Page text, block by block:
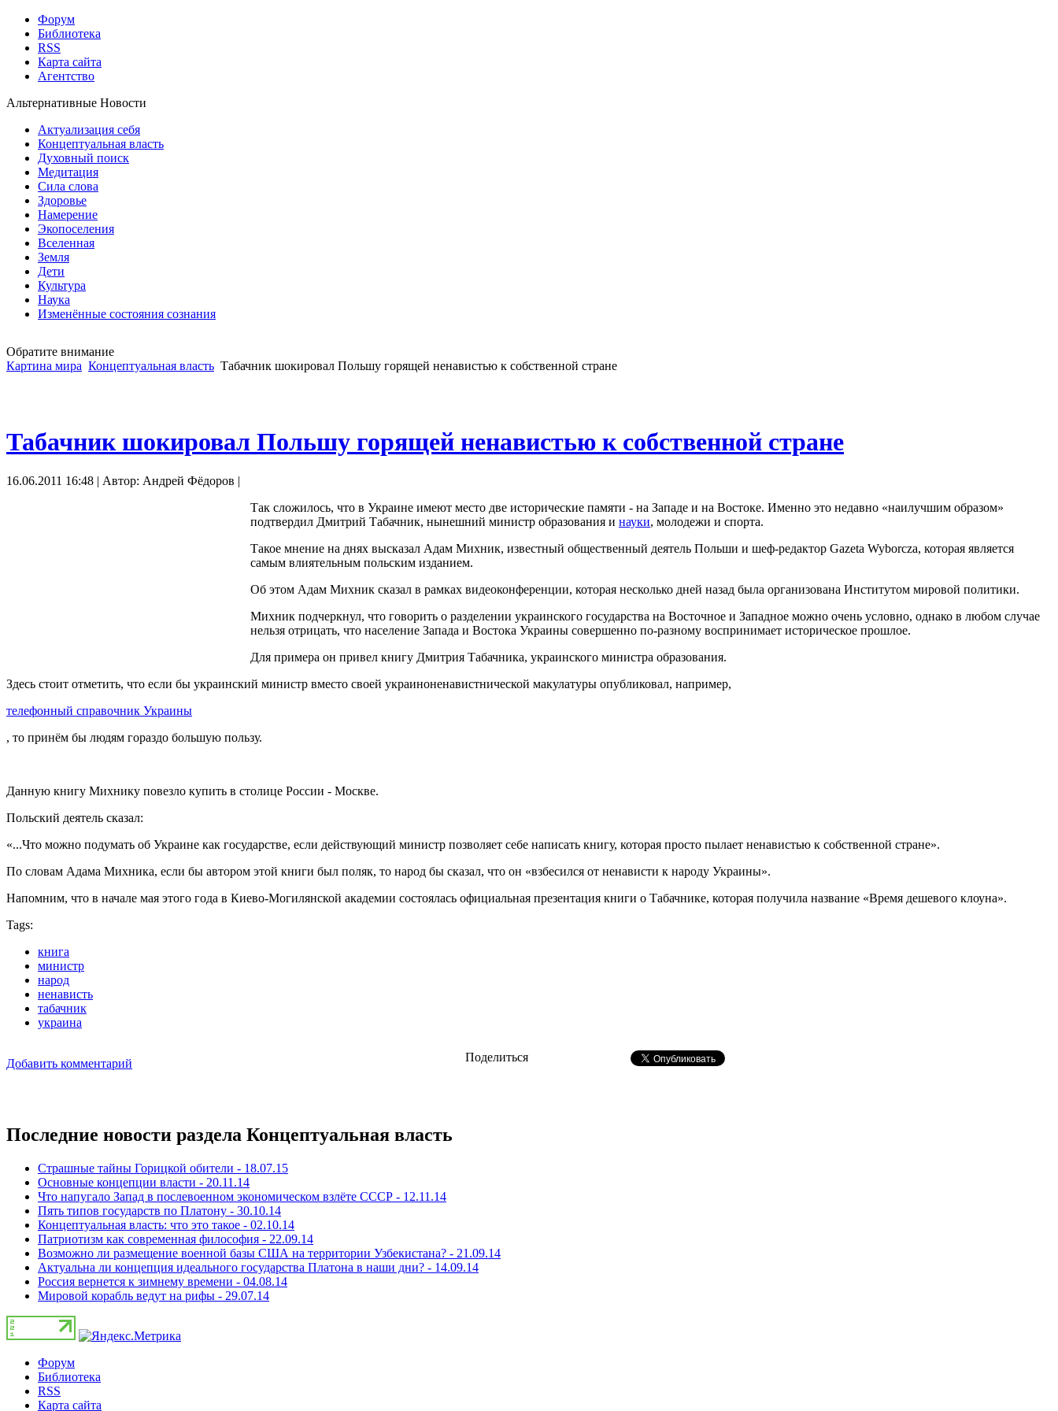
Форум
Библиотека
RSS
Карта сайта
Агентство
Альтернативные Новости
Актуализация себя
Концептуальная власть
Духовный поиск
Медитация
Сила слова
Здоровье
Намерение
Экопоселения
Вселенная
Земля
Дети
Культура
Наука
Изменённые состояния сознания
Обратите внимание
Картина мира Концептуальная власть Табачник шокировал Польшу горящей ненавистью к собственной стране
Табачник шокировал Польшу горящей ненавистью к собственной стране
16.06.2011 16:48 | Автор: Андрей Фёдоров |
Так сложилось, что в Украине имеют место две исторические памяти - на Западе и на Востоке. Именно это недавно «наилучшим образом»
подтвердил Дмитрий Табачник, нынешний министр образования и науки, молодежи и спорта.
Такое мнение на днях высказал Адам Михник, известный общественный деятель Польши и шеф-редактор Gazeta Wyborcza, которая является
самым влиятельным польским изданием.
Об этом Адам Михник сказал в рамках видеоконференции, которая несколько дней назад была организована Институтом мировой политики.
Михник подчеркнул, что говорить о разделении украинского государства на Восточное и Западное можно очень условно, однако в любом случае
нельзя отрицать, что население Запада и Востока Украины совершенно по-разному воспринимает историческое прошлое.
Для примера он привел книгу Дмитрия Табачника, украинского министра образования.
Здесь стоит отметить, что если бы украинский министр вместо своей украиноненавистнической макулатуры опубликовал, например,
телефонный справочник Украины
, то принём бы людям гораздо большую пользу.
Данную книгу Михнику повезло купить в столице России - Москве.
Польский деятель сказал:
«...Что можно подумать об Украине как государстве, если действующий министр позволяет себе написать книгу, которая просто пылает ненавистью к собственной стране».
По словам Адама Михника, если бы автором этой книги был поляк, то народ бы сказал, что он «взбесился от ненависти к народу Украины».
Напомним, что в начале мая этого года в Киево-Могилянской академии состоялась официальная презентация книги о Табачнике, которая получила название «Время дешевого клоуна».
Tags:
книга
министр
народ
ненависть
табачник
украина
Поделиться
Добавить комментарий
Последние новости раздела Концептуальная власть
Страшные тайны Горицкой обители - 18.07.15
Основные концепции власти - 20.11.14
Что напугало Запад в послевоенном экономическом взлёте СССР - 12.11.14
Пять типов государств по Платону - 30.10.14
Концептуальная власть: что это такое - 02.10.14
Патриотизм как современная философия - 22.09.14
Возможно ли размещение военной базы США на территории Узбекистана? - 21.09.14
Актуальна ли концепция идеального государства Платона в наши дни? - 14.09.14
Россия вернется к зимнему времени - 04.08.14
Мировой корабль ведут на рифы - 29.07.14
Форум
Библиотека
RSS
Карта сайта